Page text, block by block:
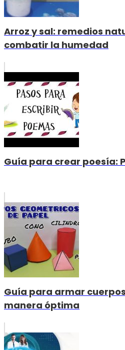
Arroz y sal: remedios
combatir la humedad
Guía para crear poesía:
Guía para armar
manera óptima